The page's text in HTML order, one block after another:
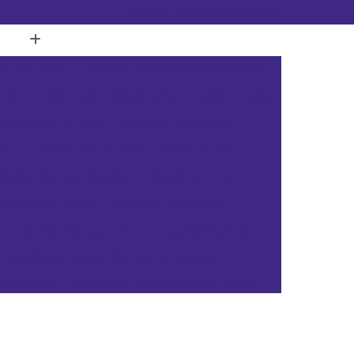
Catarina